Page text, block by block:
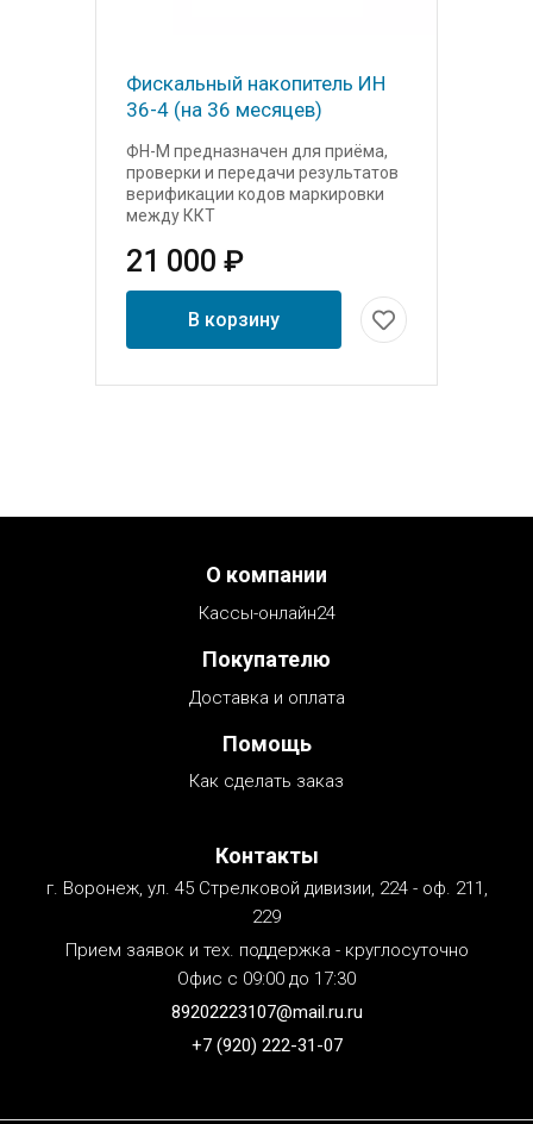
Фискальный накопитель ИН
36-4 (на 36 месяцев)
ФН-М предназначен для приёма,
проверки и передачи результатов
верификации кодов маркировки
между ККТ
21 000 ₽
В корзину
Menu footerО компании
Кассы-онлайн24
Покупателю
Доставка и оплата
Помощь
Как сделать заказ
Контакты
г. Воронеж, ул. 45 Стрелковой дивизии, 224 - оф. 211,
229
Прием заявок и тех. поддержка - круглосуточно
Офис с 09:00 до 17:30
89202223107@mail.ru.ru
+7 (920) 222-31-07